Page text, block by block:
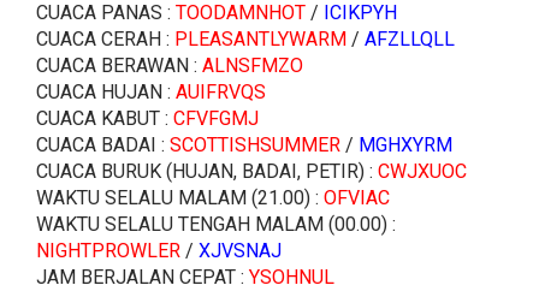
CUACA PANAS : TOODAMNHOT / ICIKPYH
CUACA CERAH : PLEASANTLYWARM / AFZLLQLL
CUACA BERAWAN : ALNSFMZO
CUACA HUJAN : AUIFRVQS
CUACA KABUT : CFVFGMJ
CUACA BADAI : SCOTTISHSUMMER / MGHXYRM
CUACA BURUK (HUJAN, BADAI, PETIR) : CWJXUOC
WAKTU SELALU MALAM (21.00) : OFVIAC
WAKTU SELALU TENGAH MALAM (00.00) :
NIGHTPROWLER / XJVSNAJ
JAM BERJALAN CEPAT : YSOHNUL